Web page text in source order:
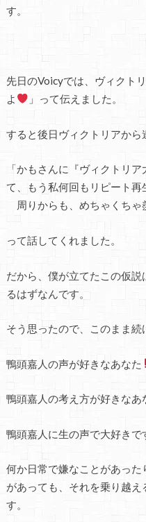
す。
先日のVoicyでは、ヴィクト
よ
」って伝えました。
すると後日ヴィクトリアから
「かもさんに『ヴィクトリア
て、もう私何回もリピート再
周りからも、めちゃくちゃ
って話してくれました。
だから、僕が立てたこの仮
るはずなんです。
そう思ったので、このまま続
鴨頭嘉人の声が好きなあなた
鴨頭嘉人の考え方が好きなあ
鴨頭嘉人に生の声で大好きで
何か日常で嫌なことがあっ
があっても、それを乗り越
す。